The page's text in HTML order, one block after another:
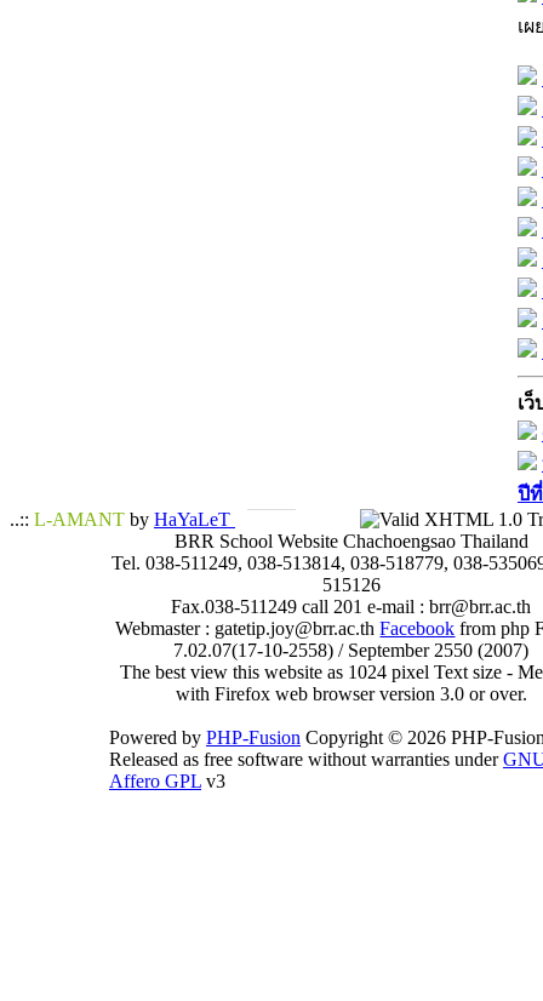
เ
เว็
ปี
..:: L-AMANT by HaYaLeT
BRR School Website Chachoengsao Thailand
Tel. 038-511249, 038-513814, 038-518779, 038-
515126
Fax.038-511249 call 201 e-mail : brr@brr.ac.th
Webmaster : gatetip.joy@brr.ac.thFacebook from php
7.02.07(17-10-2558) / September 2550 (2007)
The best view this website as 1024 pixel Text size -
with Firefox web browser version 3.0 or over.
Powered by PHP-Fusion Copyright © 2026 PHP-
Released as free software without warranties under
Affero GPL v3